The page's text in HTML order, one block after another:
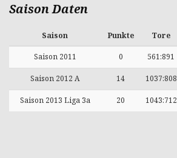
Saison Daten
Saison Punkte Tore
Saison 2011 0 561:891
Saison 2012 A 14 1037:808
Saison 2013 Liga 3a 20 1043:712